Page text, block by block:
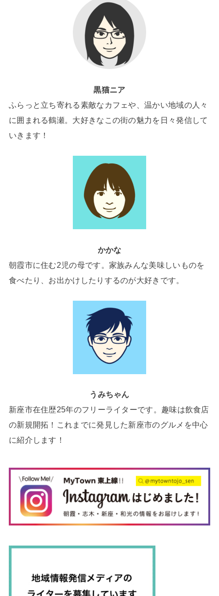
黒猫ニア
ふらっと立ち寄れる素敵なカフェや、温かい地域の人々
に囲まれる鶴瀬。大好きなこの街の魅力を日々発信して
いきます！
かかな
朝霞市に住む2児の母です。家族みんな美味しいものを
食べたり、お出かけしたりするのが大好きです。
うみちゃん
新座市在住歴25年のフリーライターです。趣味は飲食店
の新規開拓！これまでに発見した新座市のグルメを中心
に紹介します！